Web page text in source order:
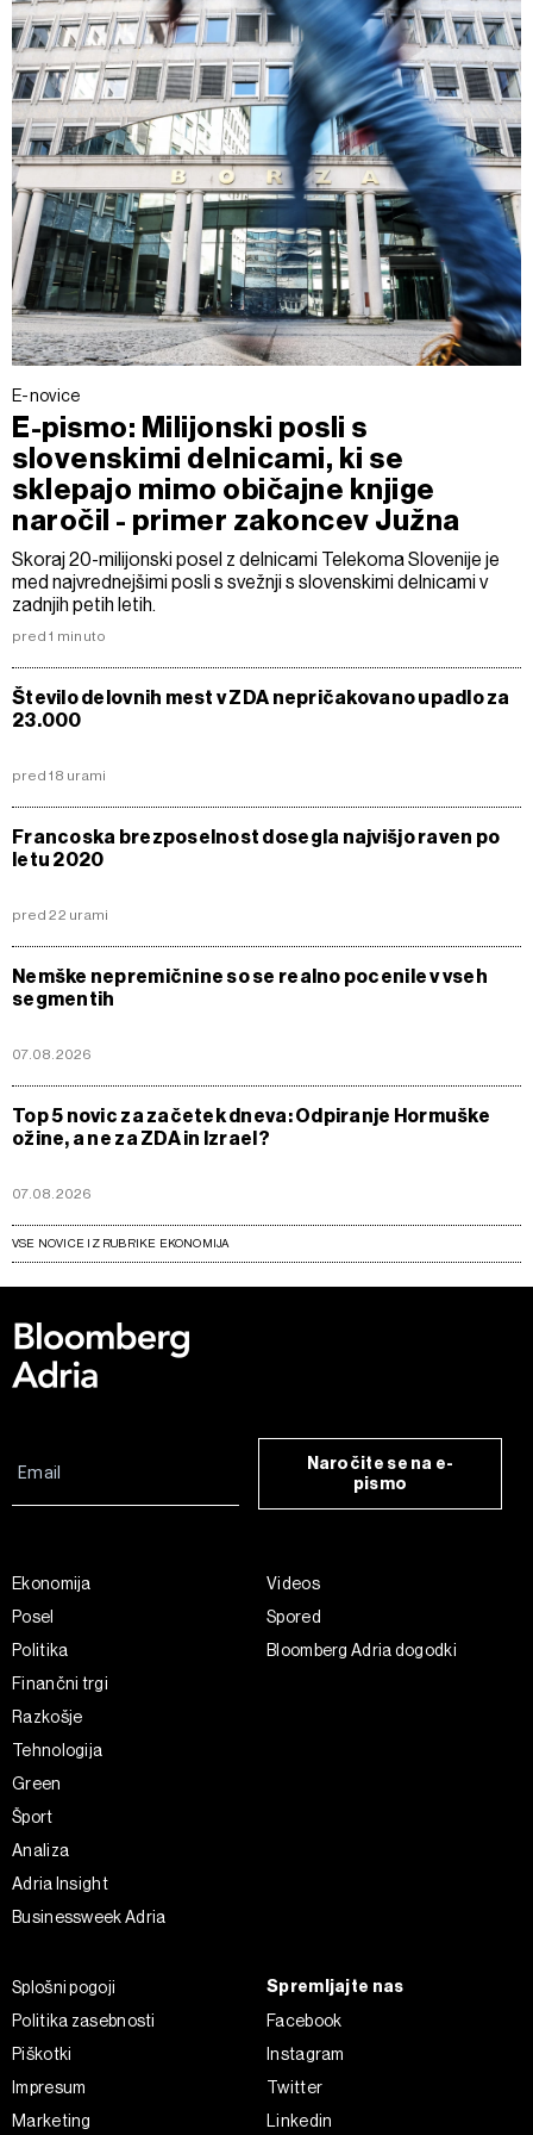
E-novice
E-pismo: Milijonski posli s
slovenskimi delnicami, ki se
sklepajo mimo običajne knjige
naročil - primer zakoncev Južna
Skoraj 20-milijonski posel z delnicami Telekoma Slovenije je
med najvrednejšimi posli s svežnji s slovenskimi delnicami v
zadnjih petih letih.
pred 1 minuto
Število delovnih mest v ZDA nepričakovano upadlo za
23.000
pred 18 urami
Francoska brezposelnost dosegla najvišjo raven po
letu 2020
pred 22 urami
Nemške nepremičnine so se realno pocenile v vseh
segmentih
07.08.2026
Top 5 novic za začetek dneva: Odpiranje Hormuške
ožine, a ne za ZDA in Izrael?
07.08.2026
VSE NOVICE IZ RUBRIKE EKONOMIJA
Naročite se na e-
pismo
Ekonomija
Posel
Politika
Finančni trgi
Razkošje
Tehnologija
Green
Šport
Analiza
Adria Insight
Businessweek Adria
Videos
Spored
Bloomberg Adria dogodki
Splošni pogoji
Politika zasebnosti
Piškotki
Impresum
Marketing
Spremljajte nas
Facebook
Instagram
Twitter
Linkedin